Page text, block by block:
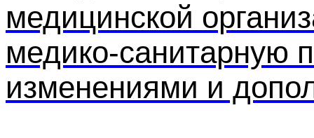
медицинской
медико-санитарную
изменениями и